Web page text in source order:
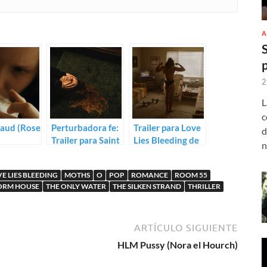
(Rose
Perturbadora fe:
Trailer para Saint
Trailer para Love
Lies Bleeding de
LIES BLEEDING MOTHS O POP ROMANCE
ROOM 55
HOUSE
THE ONLY WATER THE SILKEN STRAND THRILLER
ARTÍCULO SIGUIENTE
HLM Pussy (Nora el Hourch)